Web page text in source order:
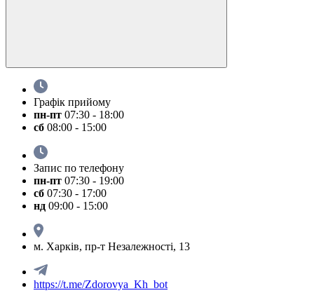
Графік прийому
пн-пт 07:30 - 18:00
сб 08:00 - 15:00
Запис по телефону
пн-пт 07:30 - 19:00
сб 07:30 - 17:00
нд 09:00 - 15:00
м. Харків, пр-т Незалежності, 13
https://t.me/Zdorovya_Kh_bot